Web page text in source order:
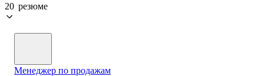
20 резюме
Менеджер по продажам